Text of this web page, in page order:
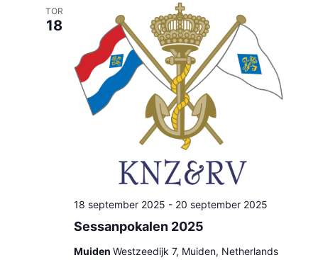
TOR
18
Sessanpokalen 2025
18 september 2025 - 20 september 2025
Muiden Westzeedijk 7, Muiden, Netherlands